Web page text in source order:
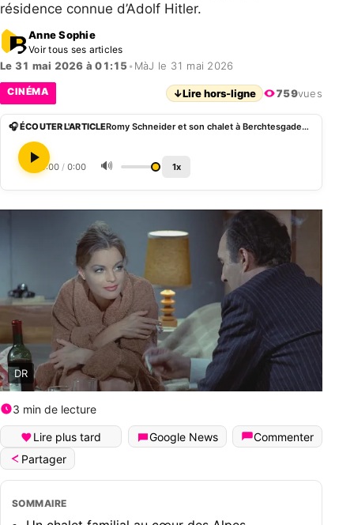
résidence connue d’Adolf Hitler.
Anne Sophie
Voir tous ses articles
Le 31 mai 2026 à 01:15 • MàJ le 31 mai 2026
CINÉMA ↓Lire hors-ligne 759vues
🎧 ÉCOUTER L'ARTICLE Romy Schneider et son chalet à Berchtesgaden où elle fêtait Noël
0:00 / 0:00 🔊 1x
DR
3 min de lecture
Lire plus tard Google News
Commenter
Partager
SOMMAIRE